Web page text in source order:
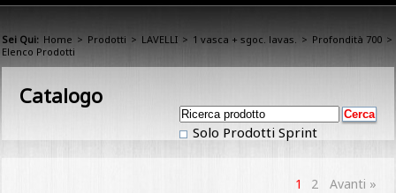
Sei Qui: Home > Prodotti > LAVELLI > 1 vasca + sgoc. lavas. > Profondità 700 >
Elenco Prodotti
Catalogo
Solo Prodotti Sprint
1 2 Avanti »